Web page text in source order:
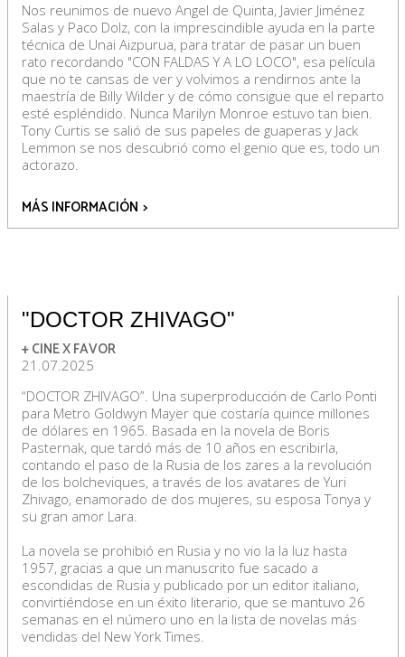
Nos reunimos de nuevo Angel de Quinta, Javier Jiménez
Salas y Paco Dolz, con la imprescindible ayuda en la parte
técnica de Unai Aizpurua, para tratar de pasar un buen
rato recordando "CON FALDAS Y A LO LOCO", esa película
que no te cansas de ver y volvimos a rendirnos ante la
maestría de Billy Wilder y de cómo consigue que el reparto
esté espléndido. Nunca Marilyn Monroe estuvo tan bien.
Tony Curtis se salió de sus papeles de guaperas y Jack
Lemmon se nos descubrió como el genio que es, todo un
actorazo.
MÁS INFORMACIÓN >
"DOCTOR ZHIVAGO"
+ CINE X FAVOR
21.07.2025
“DOCTOR ZHIVAGO”. Una superproducción de Carlo Ponti
para Metro Goldwyn Mayer que costaría quince millones
de dólares en 1965. Basada en la novela de Boris
Pasternak, que tardó más de 10 años en escribirla,
contando el paso de la Rusia de los zares a la revolución
de los bolcheviques, a través de los avatares de Yuri
Zhivago, enamorado de dos mujeres, su esposa Tonya y
su gran amor Lara.
La novela se prohibió en Rusia y no vio la la luz hasta
1957, gracias a que un manuscrito fue sacado a
escondidas de Rusia y publicado por un editor italiano,
convirtiéndose en un éxito literario, que se mantuvo 26
semanas en el número uno en la lista de novelas más
vendidas del New York Times.